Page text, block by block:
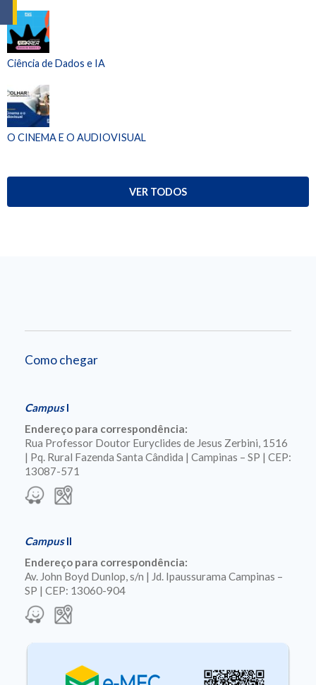
Ciência de Dados e IA
O CINEMA E O AUDIOVISUAL
VER TODOS
Como chegar
CampusI
Endereço para correspondência:
Rua Professor Doutor Euryclides de Jesus Zerbini, 1516
| Pq. Rural Fazenda Santa Cândida | Campinas – SP | CEP:
13087-571
CampusII
Endereço para correspondência:
Av. John Boyd Dunlop, s/n | Jd. Ipaussurama Campinas –
SP | CEP: 13060-904